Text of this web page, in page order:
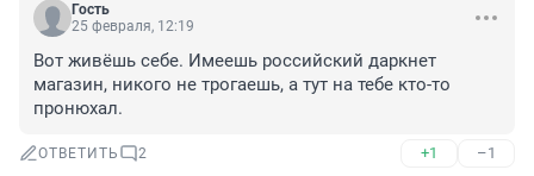
Гость
25 февраля, 12:19
Вот живёшь себе. Имеешь российский даркнет
магазин, никого не трогаешь, а тут на тебе кто-то
пронюхал.
ОТВЕТИТЬ 2 +1 –1